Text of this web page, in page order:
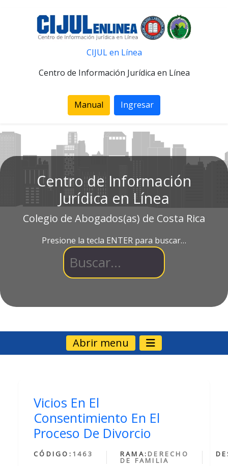
CIJUL en Línea
Centro de Información Jurídica en Línea
Manual Ingresar
Centro de Información
Jurídica en Línea
Colegio de Abogados(as) de Costa Rica
Presione la tecla ENTER para buscar…
Abrir menu
Vicios En El
Consentimiento En El
Proceso De Divorcio
CÓDIGO: 1463 RAMA: DERECHO
DE FAMILIA